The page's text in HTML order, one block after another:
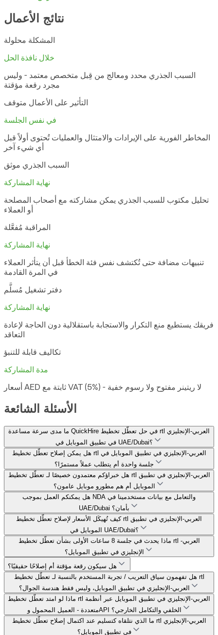
نتائج الأعمال
المشكلة محلولة
خلال نافذة الحل
السبب الجذري محدد ومعالج من قِبل متخصص معتمد - وليس
مجرد رقعة مؤقتة
التأثير على الأعمال متوقف
في نفس الجلسة
المخاطر الفورية على الإيرادات والامتثال والعمليات تُحتوى أولاً قبل
أي شيء آخر
السبب الجذري موثق
نهاية المشاركة
تحليل مكتوب للسبب الجذري يمكن مشاركته مع أصحاب المصلحة
أو العملاء
المراقبة مُفعَّلة
نهاية المشاركة
تنبيهات مضافة حتى تُكتشف نفس فئة الخطأ قبل أن يتأثر العملاء
في المرة القادمة
دفتر تشغيل مُسلَّم
نهاية المشاركة
فريقك يستطيع منع التكرار والاستجابة باستقلالية دون الحاجة لإعادة
التعاقد
تكاليف قابلة للتنبؤ
مدة المشاركة
أسعار AED ثابتة مع VAT (5%) - لا ريتينر مفتوح ولا رسوم خفية
الأسئلة الشائعة
ما مدى سرعة مساعدة QuickHire في حل تعطّل تخطيط rtl العربي-الإنجليزي
في تطبيق الموبايل في UAE/Dubai؟
هل يمكن إصلاح تعطّل تخطيط rtl العربي-الإنجليزي في تطبيق الموبايل في
جلسة واحدة أم يتطلب عملاً مستمرًا؟
هل خبراؤكم معتمدون خصيصًا لـ تعطّل تخطيط rtl العربي-الإنجليزي في تطبيق
الموبايل أم هم مطورو موبايل عامون؟
هل يمكنكم العمل بموجب NDA والتعامل مع بيانات مستخدمينا في
UAE/Dubai بأمان؟
كيف تُهيكَل الأسعار لإصلاح تعطّل تخطيط rtl العربي-الإنجليزي في تطبيق
الموبايل في UAE/Dubai؟
ماذا يحدث في جلسة 8 ساعات الأولى بشأن تعطّل تخطيط rtl العربي-
الإنجليزي في تطبيق الموبايل؟
هل سيكون رقعة مؤقتة أم إصلاحًا حقيقيًا؟
هل تفهمون سياق التعريب / تجربة المستخدم بالنسبة لـ تعطّل تخطيط rtl
العربي-الإنجليزي في تطبيق الموبايل، وليس فقط هندسة الجوال؟
ماذا لو امتد تعطّل تخطيط rtl العربي-الإنجليزي في تطبيق الموبايل عبر أنظمة
متعددة - العميل المحمول وAPI الخلفي والتكامل الخارجي؟
ما الذي نتلقاه كتسليم عند اكتمال إصلاح تعطّل تخطيط rtl العربي-الإنجليزي
في تطبيق الموبايل؟